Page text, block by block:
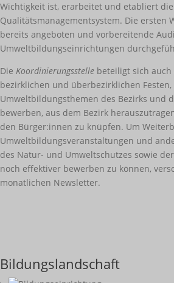
Wichtigkeit ist, erarbeitet und etabliert die
Qualitätsmanagementsystem. Die ersten
bereits angeboten und vorbereitende
Umweltbildungseinrichtungen
Die Koordinierungsstelle beteiligt sich auch
bezirklichen und überbezirklichen Festen,
Umweltbildungsthemen des Bezirks und
bewerben, aus dem Bezirk
den Bürger:innen zu knüpfen. Um
Umweltbildungsveranstaltungen und
des Natur- und Umweltschutzes sowie
noch effektiver bewerben zu können,
monatlichen Newsletter.
Bildungslandschaft